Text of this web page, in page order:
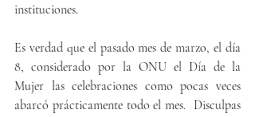
instituciones.
Es verdad que el pasado mes de marzo, el día
8, considerado por la ONU el Día de la
Mujer las celebraciones como pocas veces
abarcó prácticamente todo el mes.  Disculpas